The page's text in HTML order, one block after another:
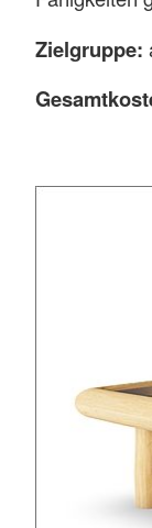
Zielgruppe: